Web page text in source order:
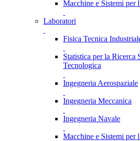
Macchine e Sistemi per
Laboratori
Fisica Tecnica
Statistica per la Ricerca
Tecnologica
Ingegneria Aerospaziale
Ingegneria Meccanica
Ingegneria Navale
Macchine e Sistemi per